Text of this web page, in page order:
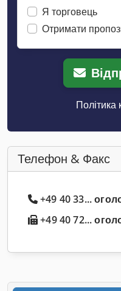
Я торговець
Отримати
Політика
Телефон & Факс
+49 40 33...
+49 40 72...